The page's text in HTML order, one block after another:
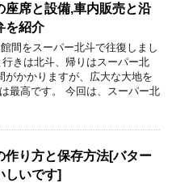
座席と設備,車内販売と沿
を紹介
間をスーパー北斗で往復しまし
きは北斗、帰りはスーパー北
がかかりますが、広大な大地を
最高です。 今回は、スーパー北
作り方と保存方法[バター
しいです]